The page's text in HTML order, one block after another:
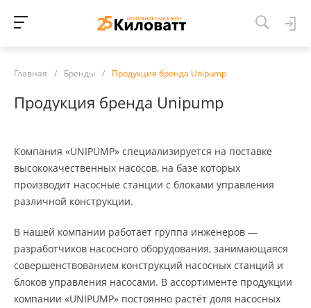
Главная / Бренды / Продукция бренда Unipump
Продукция бренда Unipump
Компания «UNIPUMP» специализируется на поставке
высококачественных насосов, на базе которых
производит насосные станции с блоками управления
различной конструкции.
В нашей компании работает группа инженеров —
разработчиков насосного оборудования, занимающаяся
совершенствованием конструкций насосных станций и
блоков управления насосами. В ассортименте продукции
компании «UNIPUMP» постоянно растёт доля насосных